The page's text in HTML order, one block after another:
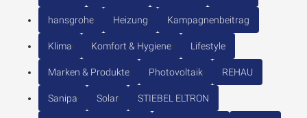
hansgrohe Heizung Kampagnenbeitrag
Klima Komfort & Hygiene Lifestyle
Marken & Produkte Photovoltaik REHAU
Sanipa Solar STIEBEL ELTRON